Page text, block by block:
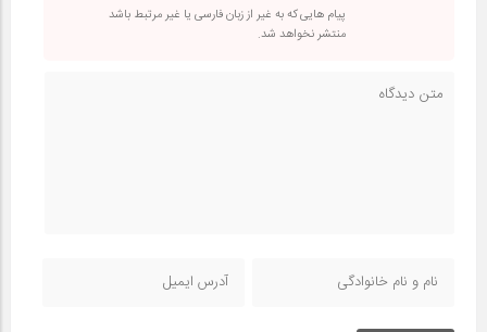
پیام هایی که به غیر از زبان فارسی یا غیر مرتبط باشد
منتشر نخواهد شد.